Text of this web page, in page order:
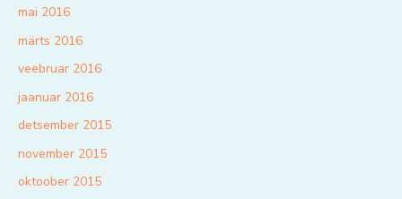
mai 2016
märts 2016
veebruar 2016
jaanuar 2016
detsember 2015
november 2015
oktoober 2015